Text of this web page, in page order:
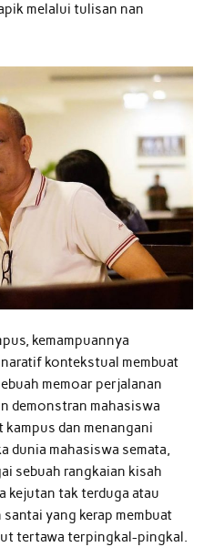
melalui tulisan nan
kemampuannya
kontekstual membuat
memoar perjalanan
demonstran mahasiswa
dan menangani
dunia mahasiswa semata,
sebuah rangkaian kisah
kejutan tak terduga atau
yang kerap membuat
tertawa terpingkal-pingkal.